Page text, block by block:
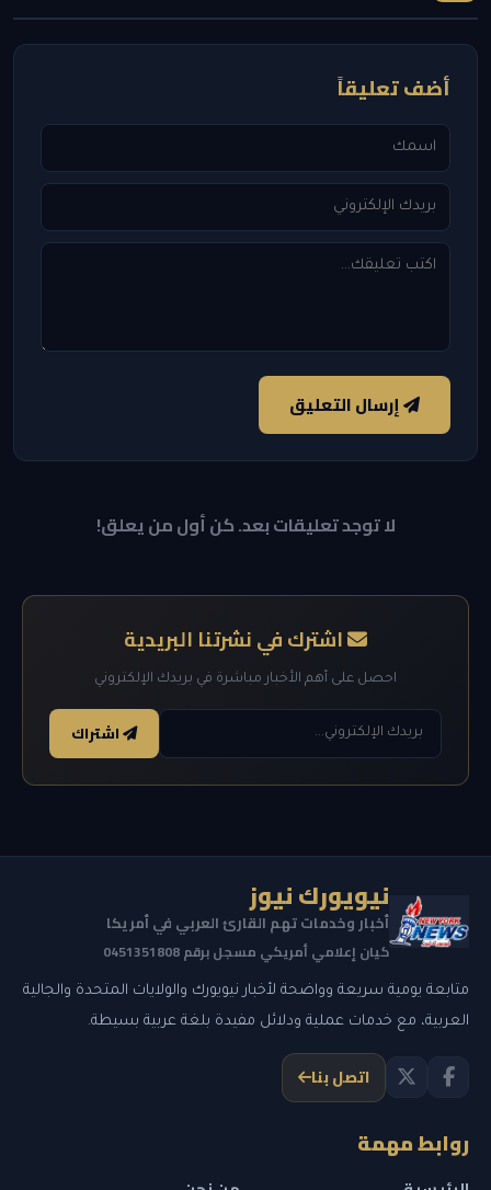
أضف تعليقاً
إرسال التعليق
لا توجد تعليقات بعد. كن أول من يعلق!
اشترك في نشرتنا البريدية
احصل على أهم الأخبار مباشرة في بريدك الإلكتروني
اشتراك
نيويورك نيوز
أخبار وخدمات تهم القارئ العربي في أمريكا
كيان إعلامي أمريكي مسجل برقم 0451351808
متابعة يومية سريعة وواضحة لأخبار نيويورك والولايات المتحدة والجالية
العربية، مع خدمات عملية ودلائل مفيدة بلغة عربية بسيطة.
اتصل بنا
روابط مهمة